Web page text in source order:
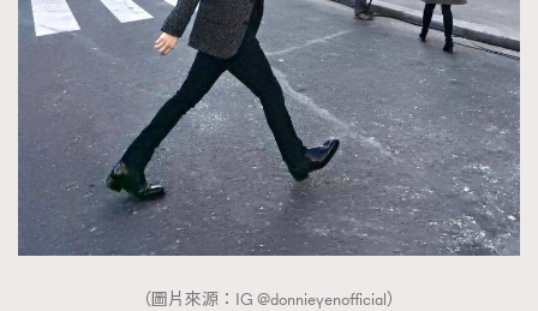
（圖片來源：IG @donnieyenofficial）